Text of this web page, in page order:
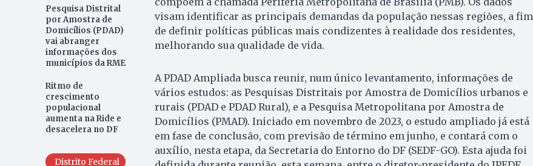
Pesquisa Distrital
por Amostra de
Domicílios (PDAD)
vai abranger
informações dos
municípios da RME
Ritmo de
crescimento
populacional
aumenta na Ride e
desacelera no DF
Distrito Federal
visam identificar as principais demandas da população nessas regiões, a fim
de definir políticas públicas mais condizentes à realidade dos residentes,
melhorando sua qualidade de vida.
A PDAD Ampliada busca reunir, num único levantamento, informações de
vários estudos: as Pesquisas Distritais por Amostra de Domicílios urbanos e
rurais (PDAD e PDAD Rural), e a Pesquisa Metropolitana por Amostra de
Domicílios (PMAD). Iniciado em novembro de 2023, o estudo ampliado já está
em fase de conclusão, com previsão de término em junho, e contará com o
auxílio, nesta etapa, da Secretaria do Entorno do DF (SEDF-GO). Esta ajuda foi